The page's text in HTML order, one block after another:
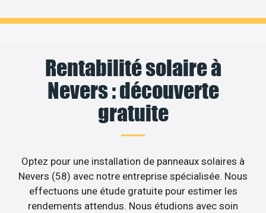
Rentabilité solaire à
Nevers : découverte
gratuite
Optez pour une installation de panneaux solaires à
Nevers (58) avec notre entreprise spécialisée. Nous
effectuons une étude gratuite pour estimer les
rendements attendus. Nous étudions avec soin